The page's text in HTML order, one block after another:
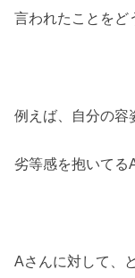
言われたことをど
例えば、自分の容
劣等感を抱いてる
Aさんに対して、